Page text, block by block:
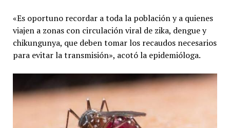
«Es oportuno recordar a toda la población y a quienes
viajen a zonas con circulación viral de zika, dengue y
chikungunya, que deben tomar los recaudos necesarios
para evitar la transmisión», acotó la epidemióloga.